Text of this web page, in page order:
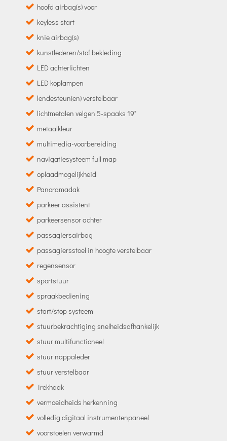
hoofd airbag(s) voor
keyless start
knie airbag(s)
kunstlederen/stof bekleding
LED achterlichten
LED koplampen
lendesteun(en) verstelbaar
lichtmetalen velgen 5-spaaks 19"
metaalkleur
multimedia-voorbereiding
navigatiesysteem full map
oplaadmogelijkheid
Panoramadak
parkeer assistent
parkeersensor achter
passagiersairbag
passagiersstoel in hoogte verstelbaar
regensensor
sportstuur
spraakbediening
start/stop systeem
stuurbekrachtiging snelheidsafhankelijk
stuur multifunctioneel
stuur nappaleder
stuur verstelbaar
Trekhaak
vermoeidheids herkenning
volledig digitaal instrumentenpaneel
voorstoelen verwarmd